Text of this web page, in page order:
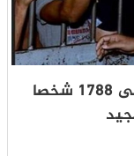
جلالة الملك يصدر عفوه السامي على 1788 شخصا